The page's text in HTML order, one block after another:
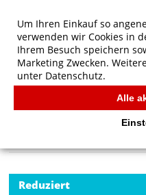
B&C ID.001 LSL /
Reduziert
Um Ihren Einkauf so
verwenden wir Cookies in
Ihrem Besuch speichern
Marketing Zwecken.
unter Datenschutz.
Alle